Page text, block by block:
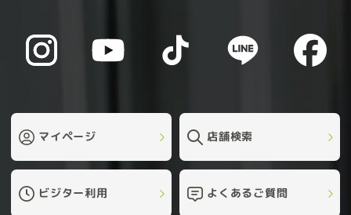
マイページ 店舗検索
ビジター利用 よくあるご質問